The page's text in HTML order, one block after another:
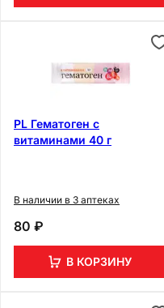
PL Гематоген с
витаминами 40 г
В наличии в 3 аптеках
80 ₽
В КОРЗИНУ